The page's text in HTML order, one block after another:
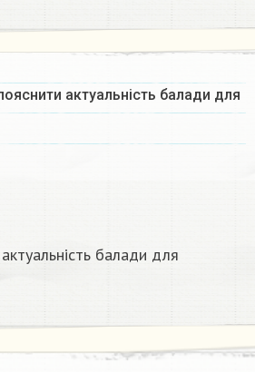
актуальність балади для
балади для